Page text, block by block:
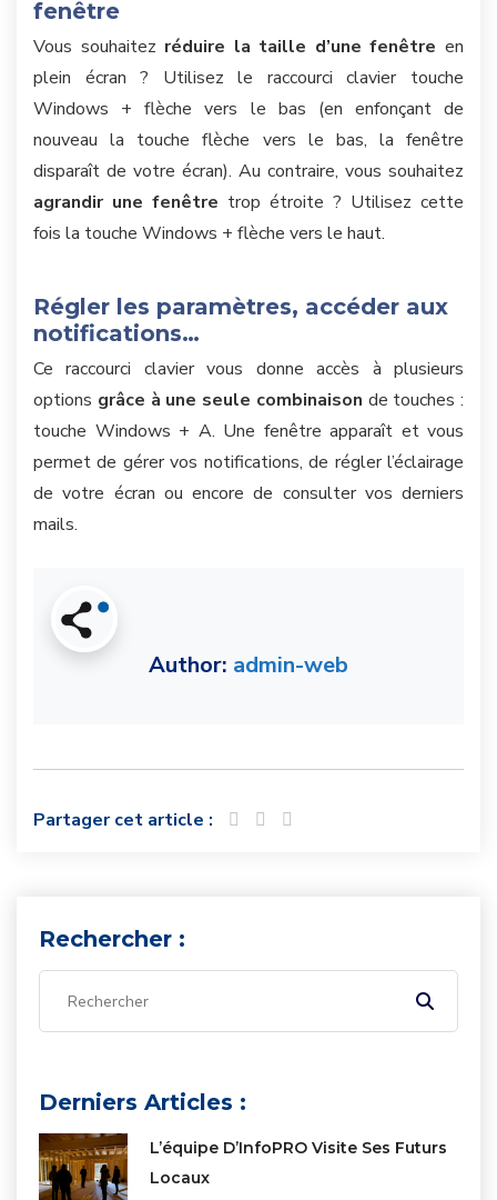
fenêtre
Vous souhaitez réduire la taille d’une fenêtre en
plein écran ? Utilisez le raccourci clavier touche
Windows + flèche vers le bas (en enfonçant de
nouveau la touche flèche vers le bas, la fenêtre
disparaît de votre écran). Au contraire, vous souhaitez
agrandir une fenêtre trop étroite ? Utilisez cette
fois la touche Windows + flèche vers le haut.
Régler les paramètres, accéder aux
notifications…
Ce raccourci clavier vous donne accès à plusieurs
options grâce à une seule combinaison de touches :
touche Windows + A. Une fenêtre apparaît et vous
permet de gérer vos notifications, de régler l’éclairage
de votre écran ou encore de consulter vos derniers
mails.
Author: admin-web
Partager cet article :
Rechercher :
Derniers Articles :
L’équipe D’InfoPRO Visite Ses Futurs
Locaux